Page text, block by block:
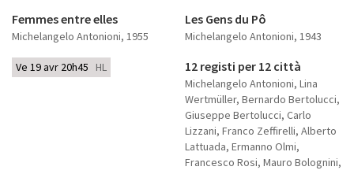
Femmes entre elles
Michelangelo Antonioni, 1955
Ve 19 avr 20h45 HL
Les Gens du Pô
Michelangelo Antonioni, 1943
12 registi per 12 città
Michelangelo Antonioni, Lina
Wertmüller, Bernardo Bertolucci,
Giuseppe Bertolucci, Carlo
Lizzani, Franco Zeffirelli, Alberto
Lattuada, Ermanno Olmi,
Francesco Rosi, Mauro Bolognini,